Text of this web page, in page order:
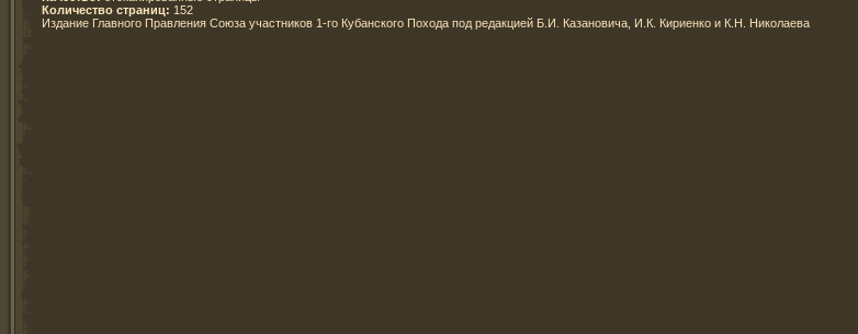
Количество страниц: 152
Издание Главного Правления Союза участников 1-го Кубанского Похода под редакцией Б.И. Казановича, И.К. Кириенко и К.Н. Николаева